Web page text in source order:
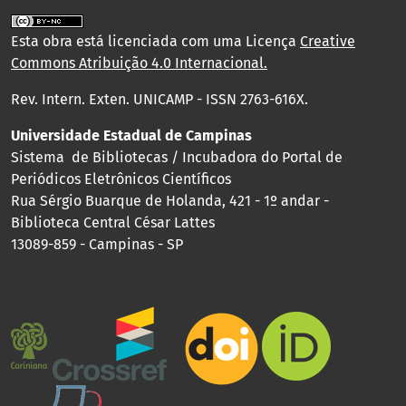
Esta obra está licenciada com uma Licença Creative
Commons Atribuição 4.0 Internacional.
Rev. Intern. Exten. UNICAMP - ISSN 2763-616X.
Universidade Estadual de Campinas
Sistema de Bibliotecas / Incubadora do Portal de
Periódicos Eletrônicos Científicos
Rua Sérgio Buarque de Holanda, 421 - 1º andar -
Biblioteca Central César Lattes
13089-859 - Campinas - SP